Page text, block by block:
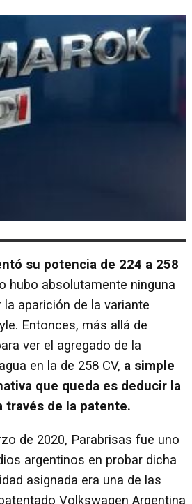
su potencia de 224 a 258
hubo absolutamente ninguna
aparición de la variante
Entonces, más allá de
ver el agregado de la
en la de 258 CV, a simple
que queda es deducir la
través de la patente.
de 2020, Parabrisas fue uno
argentinos en probar dicha
asignada era una de las
Volkswagen Argentina